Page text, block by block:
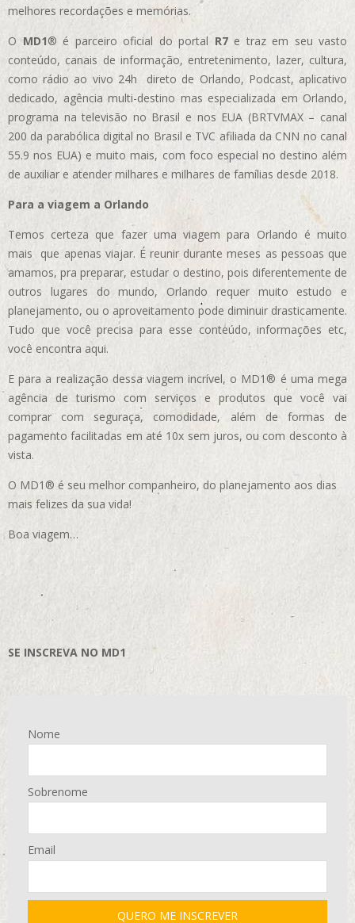
melhores recordações e memórias.
OMD1® é parceiro oficial do portal R7e traz em seu vasto
conteúdo, canais de informação, entretenimento, lazer, cultura,
como rádio ao vivo 24h direto de Orlando, Podcast, aplicativo
dedicado, agência multi-destino mas especializada em Orlando,
programa na televisão no Brasil e nos EUA (BRTVMAX – canal
200 da parabólica digital no Brasil e TVC afiliada da CNN no canal
55.9 nos EUA) e muito mais, com foco especial no destino além
de auxiliar e atender milhares e milhares de famílias desde 2018.
Para a viagem a Orlando
Temos certeza que fazer uma viagem para Orlando é muito
mais que apenas viajar. É reunir durante meses as pessoas que
amamos, pra preparar, estudar o destino, pois diferentemente de
outros lugares do mundo, Orlando requer muito estudo e
planejamento, ou o aproveitamento pode diminuir drasticamente.
Tudo que você precisa para esse conteúdo, informações etc,
você encontra aqui.
E para a realização dessa viagem incrível, o MD1® é uma mega
agência de turismo com serviços e produtos que você vai
comprar com seguraça, comodidade, além de formas de
pagamento facilitadas em até 10x sem juros, ou com desconto à
vista.
O MD1® é seu melhor companheiro, do planejamento aos dias
mais felizes da sua vida!
Boa viagem…
SE INSCREVA NO MD1
Nome
Sobrenome
Email